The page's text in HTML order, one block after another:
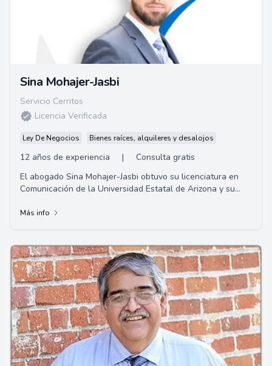
Sina Mohajer-Jasbi
Servicio Cerritos
Licencia Verificada
Ley De Negocios Bienes raíces, alquileres y desalojos
12 años de experiencia |
Consulta gratis
El abogado Sina Mohajer-Jasbi obtuvo su licenciatura en
Comunicación de la Universidad Estatal de Arizona y su
Más info